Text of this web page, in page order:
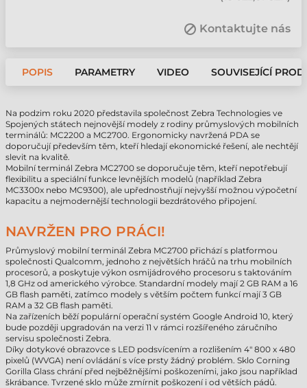
Kontaktujte nás
POPIS PARAMETRY VIDEO SOUVISEJÍCÍ
Na podzim roku 2020 představila společnost Zebra Technologies ve
Spojených státech nejnovější modely z rodiny průmyslových mobilních
terminálů: MC2200 a MC2700. Ergonomicky navržená PDA se
doporučují především těm, kteří hledají ekonomické řešení, ale nechtějí
slevit na kvalitě.
Mobilní terminál Zebra MC2700 se doporučuje těm, kteří nepotřebují
flexibilitu a speciální funkce levnějších modelů (například Zebra
MC3300x nebo MC9300), ale upřednostňují nejvyšší možnou výpočetní
kapacitu a nejmodernější technologii bezdrátového připojení.
NAVRŽEN PRO PRÁCI!
Průmyslový mobilní terminál Zebra MC2700 přichází s platformou
společnosti Qualcomm, jednoho z největších hráčů na trhu mobilních
procesorů, a poskytuje výkon osmijádrového procesoru s taktováním
1,8 GHz od amerického výrobce. Standardní modely mají 2 GB RAM a 16
GB flash paměti, zatímco modely s větším počtem funkcí mají 3 GB
RAM a 32 GB flash paměti.
Na zařízeních běží populární operační systém Google Android 10, který
bude později upgradován na verzi 11 v rámci rozšířeného záručního
servisu společnosti Zebra.
Díky dotykové obrazovce s LED podsvícením a rozlišením 4" 800 x 480
pixelů (WVGA) není ovládání s více prsty žádný problém. Sklo Corning
Gorilla Glass chrání před nejběžnějšími poškozeními, jako jsou například
škrábance. Tvrzené sklo může zmírnit poškození i od větších pádů.